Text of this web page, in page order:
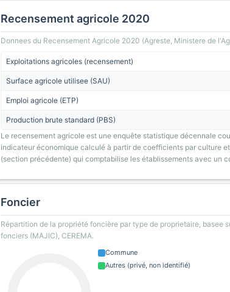
Recensement agricole 2020
Donnees du Recensement Agricole 2020 (Agreste, Ministere de
Exploitations agricoles (recensement)
Surface agricole utilisee (SAU)
Emploi agricole (ETP)
Production brute standard (PBS)
Le recensement agricole est une enquête statistique décennale
indicateur économique calculé à partir de coefficients par culture
(section précédente) qui comptabilise les établissements avec un
Foncier
Répartition de la propriété foncière par type de proprietaire,
fonciers (MAJIC), CEREMA.
Commune
Autres (privé, non identifié)